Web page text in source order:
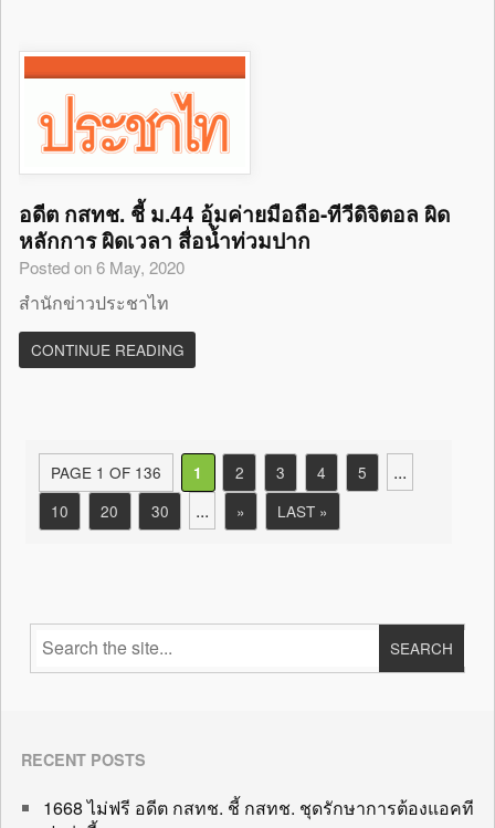
อดีต กสทช. ชี้ ม.44 อุ้มค่ายมือถือ-ทีวีดิจิตอล ผิด
หลักการ ผิดเวลา สื่อน้ำท่วมปาก
Posted on 6 May, 2020
สำนักข่าวประชาไท
CONTINUE READING
PAGE 1 OF 136 1 2 3 4 5 ...
10 20 30 ... » LAST »
RECENT POSTS
1668 ไม่ฟรี อดีต กสทช. ชี้ กสทช. ชุดรักษาการต้องแอคที